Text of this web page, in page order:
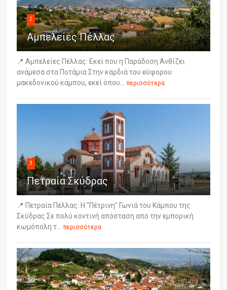
2
Αμπελείες Πέλλας
📍 Αμπελείες Πέλλας: Εκεί που η Παράδοση Ανθίζει
ανάμεσα στα Ποτάμια Στην καρδιά του εύφορου
μακεδονικού κάμπου, εκεί όπου...
περισσότερα
3
Πετραία Σκύδρας
📍 Πετραία Πέλλας: Η "Πέτρινη" Γωνιά του Κάμπου της
Σκύδρας Σε πολύ κοντινή απόσταση από την εμπορική
κωμόπολη τ...
περισσότερα